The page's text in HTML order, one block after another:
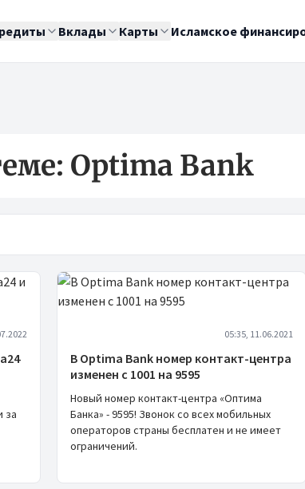
Вклады Карты Исламское
Optima Bank
за
05:35, 11.06.2021
В Optima Bank номер контакт-центра
изменен с 1001 на 9595
Новый номер контакт-центра «Оптима
Банка» - 9595! Звонок со всех мобильных
операторов страны бесплатен и не имеет
ограничений.